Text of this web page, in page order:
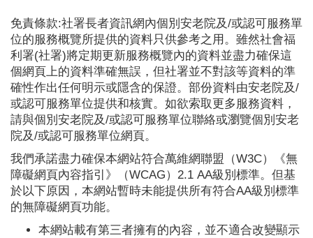
免責條款:社署長者資訊網內個別安老院及/或認可服務單
位的服務概覽所提供的資料只供參考之用。雖然社會福
利署(社署)將定期更新服務概覽內的資料並盡力確保這
個網頁上的資料準確無誤，但社署並不對該等資料的準
確性作出任何明示或隱含的保證。部份資料由安老院及/
或認可服務單位提供和核實。如欲索取更多服務資料，
請與個別安老院及/或認可服務單位聯絡或瀏覽個別安老
院及/或認可服務單位網頁。
我們承諾盡力確保本網站符合萬維網聯盟（W3C）《無
障礙網頁內容指引》（WCAG）2.1 AA級別標準。但基
於以下原因，本網站暫時未能提供所有符合AA級別標準
的無障礙網頁功能。
本網站載有第三者擁有的內容，並不適合改變顯示